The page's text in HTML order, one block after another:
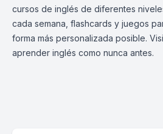
cursos de inglés de diferentes
cada semana, flashcards y juegos
forma más personalizada posible.
aprender inglés como nunca antes.